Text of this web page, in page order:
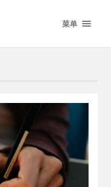
菜单